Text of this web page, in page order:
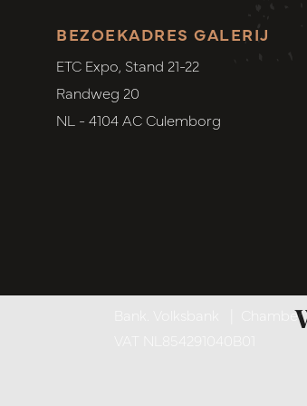
BEZOEKADRES GALERIJ
ETC Expo, Stand 21-22
Randweg 20
NL - 4104 AC Culemborg